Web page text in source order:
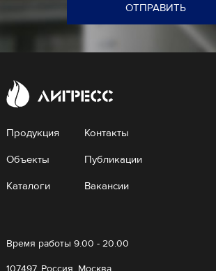
ОТПРАВИТЬ
Продукция
Объекты
Каталоги
Контакты
Публикации
Вакансии
Время работы 9.00 - 20.00
107497, Россия, Москва,